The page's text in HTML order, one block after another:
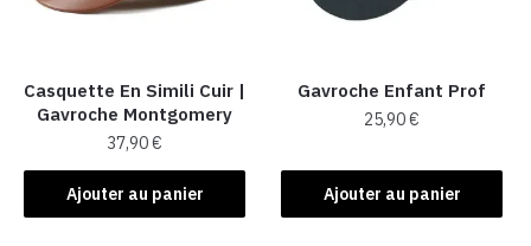
Casquette En Simili Cuir​ |
Gavroche Montgomery
37,90€
Ajouter au panier
Gavroche Enfant Prof
25,90€
Ajouter au panier